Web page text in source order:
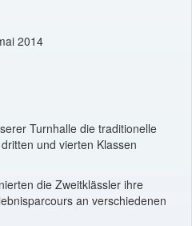
Turnhalle die traditionelle
und vierten Klassen
die Zweitklässler ihre
an verschiedenen